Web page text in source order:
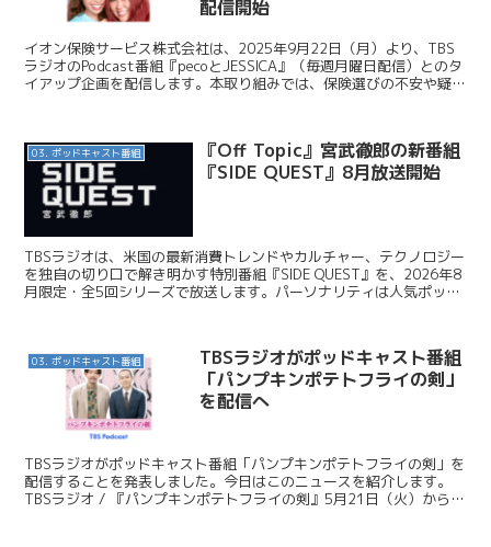
配信開始
イオン保険サービス株式会社は、2025年9月22日（月）より、TBS
ラジオのPodcast番組『pecoとJESSICA』（毎週月曜日配信）とのタ
イアップ企画を配信します。本取り組みでは、保険選びの不安や疑問
03. ポッドキャスト番組
『Off Topic』宮武徹郎の新番組
『SIDE QUEST』8月放送開始
TBSラジオは、米国の最新消費トレンドやカルチャー、テクノロジー
を独自の切り口で解き明かす特別番組『SIDE QUEST』を、2026年8
月限定・全5回シリーズで放送します。パーソナリティは人気ポッド
03. ポッドキャスト番組
TBSラジオがポッドキャスト番組
「パンプキンポテトフライの剣」
を配信へ
TBSラジオがポッドキャスト番組「パンプキンポテトフライの剣」を
配信することを発表しました。今日はこのニュースを紹介します。
TBSラジオ / 『パンプキンポテトフライの剣』5月21日（火）から